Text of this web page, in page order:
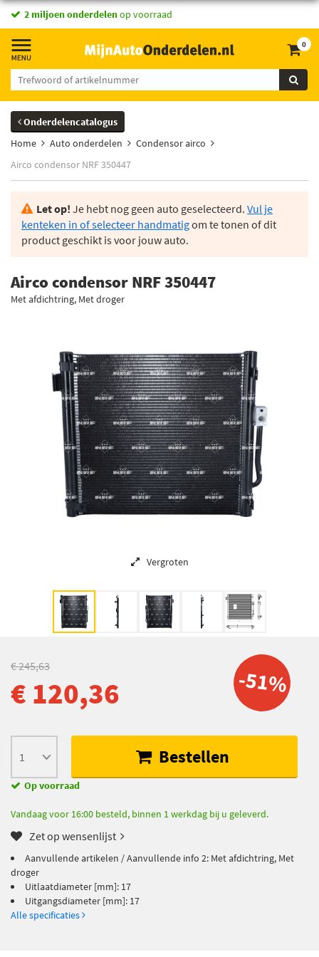
2 miljoen onderdelenop voorraad
0
Onderdelencatalogus
Home
Auto onderdelen
Condensor airco
Airco condensor NRF 350447
Let op! Je hebt nog geen auto geselecteerd. Vul je
kenteken in of selecteer handmatigom te tonen of dit
product geschikt is voor jouw auto.
Airco condensor NRF 350447
Met afdichtring, Met droger
Vergroten
-51%
€ 245,63
€ 120,36
Bestellen
Op voorraad
Vandaag voor 16:00 besteld, binnen 1 werkdag bij u geleverd.
Zet op wensenlijst
Aanvullende artikelen / Aanvullende info 2: Met afdichtring, Met
droger
Uitlaatdiameter [mm]: 17
Uitgangsdiameter [mm]: 17
Alle specificaties